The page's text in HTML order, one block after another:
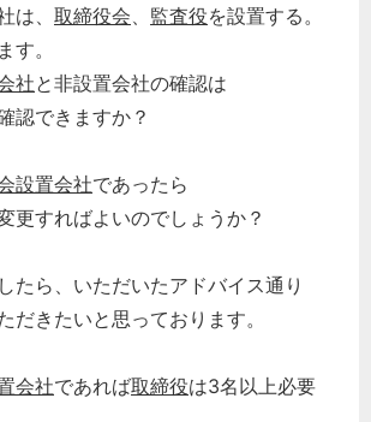
、 取締役会、 監査役を設置する。
す。
社と非設置会社の確認は
認できますか？
設置会社であったら
更すればよいのでしょうか？
たら、いただいたアドバイス通り
だきたいと思っております。
会社であれば取締役は3名以上必要